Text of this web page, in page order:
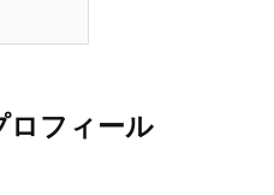
ロフィール